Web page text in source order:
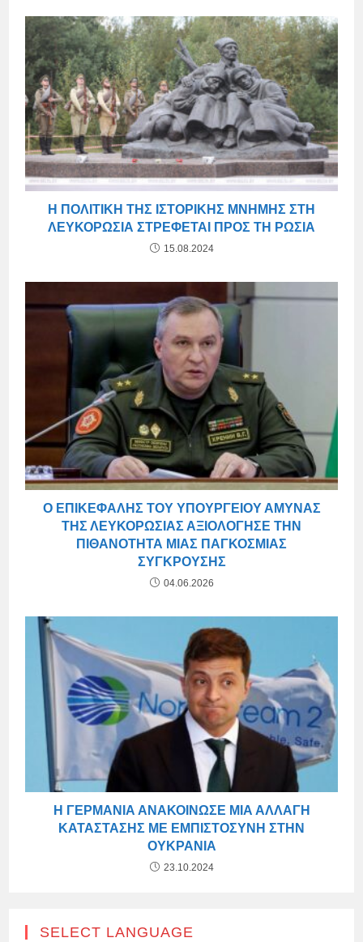
Η ΠΟΛΙΤΙΚΉ ΤΗΣ ΙΣΤΟΡΙΚΉΣ ΜΝΉΜΗΣ ΣΤΗ
ΛΕΥΚΟΡΩΣΊΑ ΣΤΡΈΦΕΤΑΙ ΠΡΟΣ ΤΗ ΡΩΣΊΑ
15.08.2024
Ο ΕΠΙΚΕΦΑΛΉΣ ΤΟΥ ΥΠΟΥΡΓΕΊΟΥ ΆΜΥΝΑΣ
ΤΗΣ ΛΕΥΚΟΡΩΣΊΑΣ ΑΞΙΟΛΌΓΗΣΕ ΤΗΝ
ΠΙΘΑΝΌΤΗΤΑ ΜΙΑΣ ΠΑΓΚΌΣΜΙΑΣ
ΣΎΓΚΡΟΥΣΗΣ
04.06.2026
Η ΓΕΡΜΑΝΊΑ ΑΝΑΚΟΊΝΩΣΕ ΜΙΑ ΑΛΛΑΓΉ
ΚΑΤΆΣΤΑΣΗΣ ΜΕ ΕΜΠΙΣΤΟΣΎΝΗ ΣΤΗΝ
ΟΥΚΡΑΝΊΑ
23.10.2024
SELECT LANGUAGE